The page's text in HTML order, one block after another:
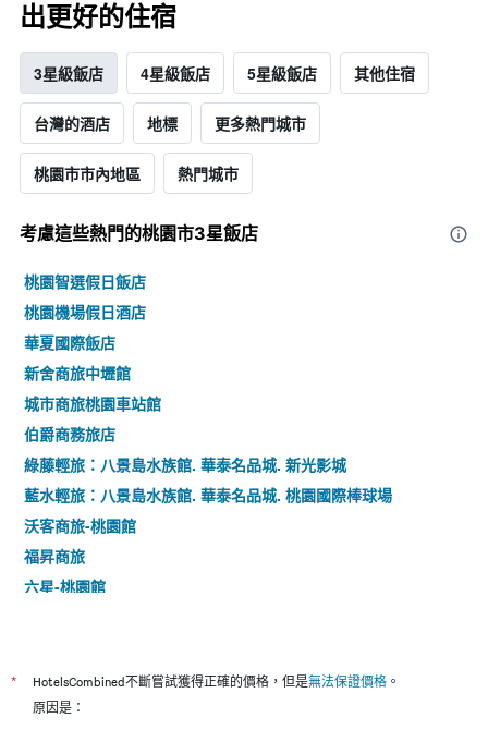
出更好的住宿
3星級飯店 4星級飯店 5星級飯店 其他住宿
台灣的酒店 地標 更多熱門城市
桃園市市內地區 熱門城市
考慮這些熱門的桃園市3星​飯店
桃園智選假日飯店
桃園機場假日酒店
華夏國際飯店
新舍商旅中壢館
城市商旅桃園車站館
伯爵商務旅店
綠藤輕旅：八景島水族館. 華泰名品城. 新光影城
藍水輕旅：八景島水族館. 華泰名品城. 桃園國際棒球場
沃客商旅-桃園館
福昇商旅
六星-桃園館
旅居文旅-中壢館
日月光國際大飯店-桃園館
* HotelsCombined不斷嘗試獲得正確的價格，但是無法保證價格 。
原因是：